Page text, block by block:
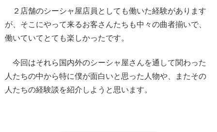
２店舗のシーシャ屋店員としても働いた経験があります
が、そこにやって来るお客さんたちも中々の曲者揃いで、
働いていてとても楽しかったです。
今回はそれら国内外のシーシャ屋さんを通して関わった
人たちの中から特に僕が面白いと思った人物や、またその
人たちの経験談を紹介しようと思います。